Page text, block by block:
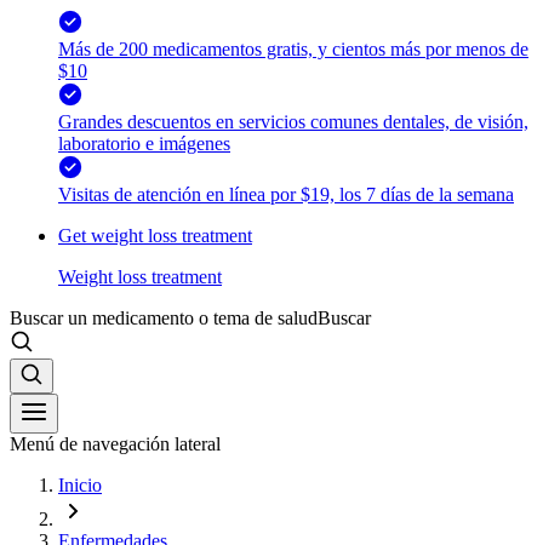
Más de 200 medicamentos gratis, y cientos más por menos de
$10
Grandes descuentos en servicios comunes dentales, de visión,
laboratorio e imágenes
Visitas de atención en línea por $19, los 7 días de la semana
Get weight loss treatment
Weight loss treatment
Buscar un medicamento o tema de saludBuscar
Menú de navegación lateral
Inicio
Enfermedades